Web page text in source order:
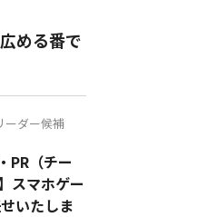
める番で
ーダー候補
PR（チー
スマホゲー
いたしま